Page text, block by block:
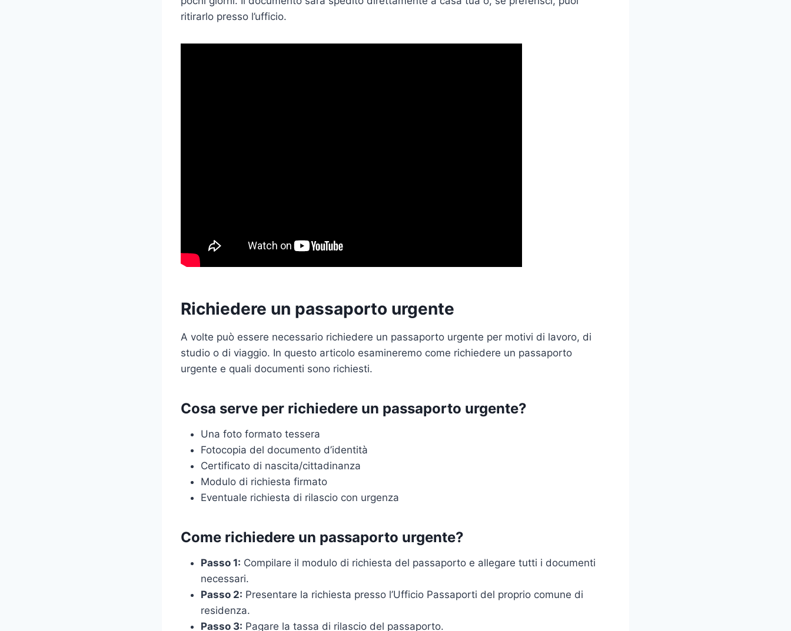
ritirarlo presso l’ufficio.
Richiedere un passaporto urgente
A volte può essere necessario richiedere un passaporto urgente per motivi di lavoro, di
studio o di viaggio. In questo articolo esamineremo come richiedere un passaporto
urgente e quali documenti sono richiesti.
Cosa serve per richiedere un passaporto urgente?
Una foto formato tessera
Fotocopia del documento d’identità
Certificato di nascita/cittadinanza
Modulo di richiesta firmato
Eventuale richiesta di rilascio con urgenza
Come richiedere un passaporto urgente?
Passo 1: Compilare il modulo di richiesta del passaporto e allegare tutti i documenti
necessari.
Passo 2: Presentare la richiesta presso l’Ufficio Passaporti del proprio comune di
residenza.
Passo 3: Pagare la tassa di rilascio del passaporto.